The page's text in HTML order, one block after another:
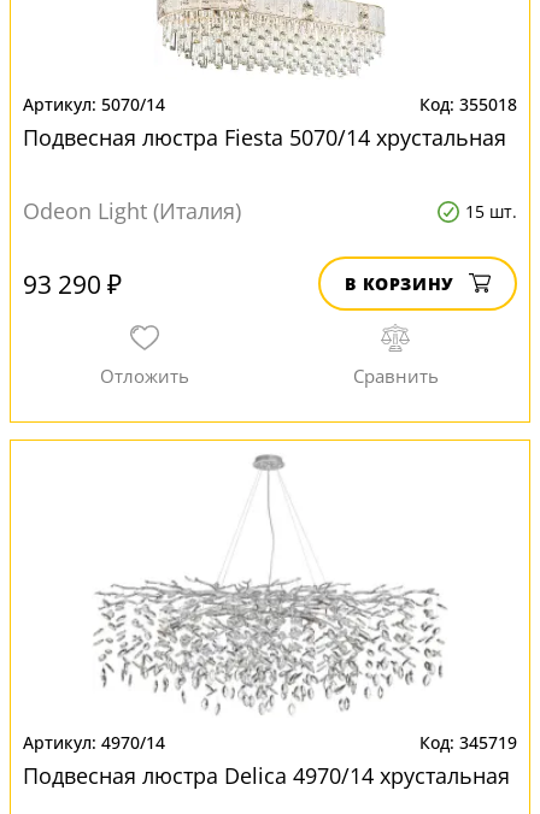
5070/14 355018
Подвесная люстра Fiesta 5070/14 хрустальная
Odeon Light (Италия) 15 шт.
93 290 ₽ В КОРЗИНУ
4970/14 345719
Подвесная люстра Delica 4970/14 хрустальная